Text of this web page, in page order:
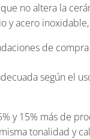
no altera la
y acero
de compra
según el
y 15% más de
tonalidad y